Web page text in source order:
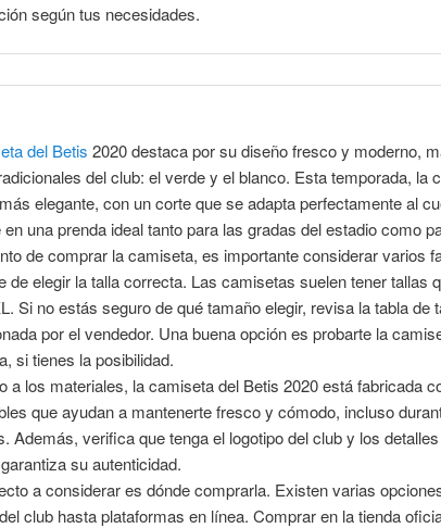
según tus necesidades.
del Betis 2020 destaca por su diseño fresco y moderno,
del club: el verde y el blanco. Esta temporada, la
elegante, con un corte que se adapta perfectamente al
una prenda ideal tanto para las gradas del estadio como
de comprar la camiseta, es importante considerar varios
de elegir la talla correcta. Las camisetas suelen tener tallas
Si no estás seguro de qué tamaño elegir, revisa la tabla de
por el vendedor. Una buena opción es probarte la
si tienes la posibilidad.
a los materiales, la camiseta del Betis 2020 está fabricada
que ayudan a mantenerte fresco y cómodo, incluso
Además, verifica que tenga el logotipo del club y los
su autenticidad.
a considerar es dónde comprarla. Existen varias
club hasta plataformas en línea. Comprar en la tienda